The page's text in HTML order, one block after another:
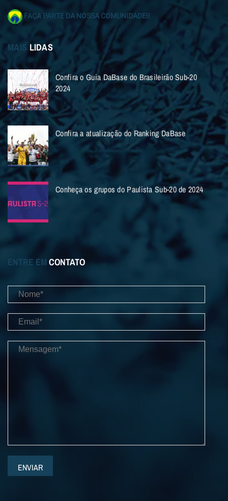
FAÇA PARTE DA NOSSA COMUNIDADE!!
MAIS LIDAS
Confira o Guia DaBase do Brasileirão Sub-20
2024
Confira a atualização do Ranking DaBase
Conheça os grupos do Paulista Sub-20 de 2024
ENTRE EM CONTATO
ENVIAR